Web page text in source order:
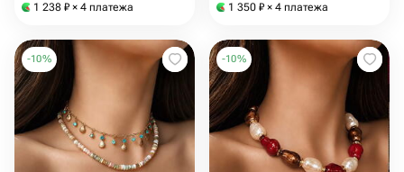
1 238 ₽ × 4 платежа 1 350 ₽ × 4 платежа
-10% -10%